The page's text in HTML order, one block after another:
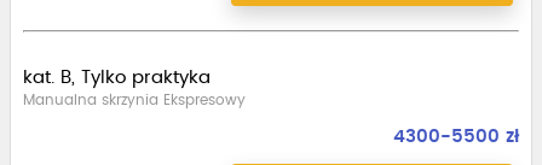
kat. B, Tylko praktyka
Manualna skrzynia Ekspresowy
4300-5500 zł